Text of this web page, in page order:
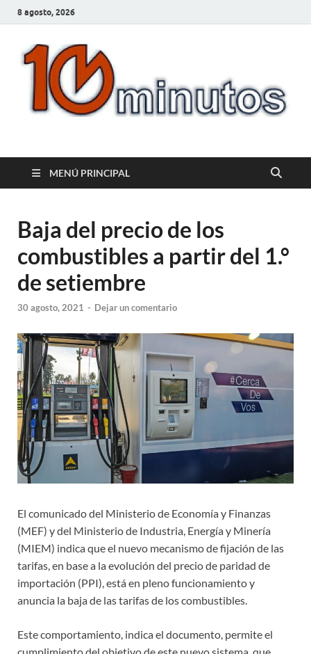
8 agosto, 2026
10minutos.com.uy
MENÚ PRINCIPAL
Baja del precio de los
combustibles a partir del 1.°
de setiembre
30 agosto, 2021 - Dejar un comentario
El comunicado del Ministerio de Economía y Finanzas
(MEF) y del Ministerio de Industria, Energía y Minería
(MIEM) indica que el nuevo mecanismo de fijación de las
tarifas, en base a la evolución del precio de paridad de
importación (PPI), está en pleno funcionamiento y
anuncia la baja de las tarifas de los combustibles.
Este comportamiento, indica el documento, permite el